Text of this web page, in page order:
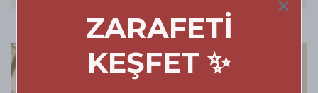
ZARAFETİ
KEŞFET ✨